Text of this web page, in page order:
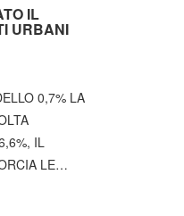
IL
URBANI
0,7% LA
IL
LE…